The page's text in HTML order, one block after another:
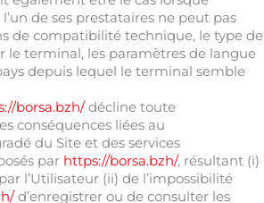
de ses prestataires ne peut pas
de compatibilité technique, le type de
le terminal, les paramètres de langue
depuis lequel le terminal semble
borsa.bzh/décline toute
conséquences liées au
du Site et des services
par https://borsa.bzh/, résultant (i)
l’Utilisateur (ii) de l’impossibilité
d’enregistrer ou de consulter les